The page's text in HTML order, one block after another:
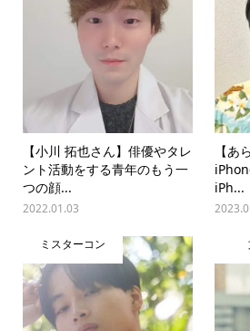
【小川 拓也さん】俳優やタレ
ント活動をする青年のもう一
つの顔...
2022.01.03
【あ
iPh...
ミスターコン